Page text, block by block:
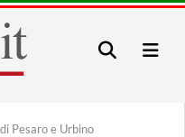
Pesaro e Urbino